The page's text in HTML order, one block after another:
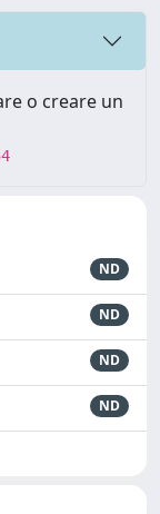
o creare un
ND
ND
ND
ND